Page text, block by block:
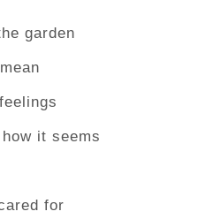
garden
it seems
for